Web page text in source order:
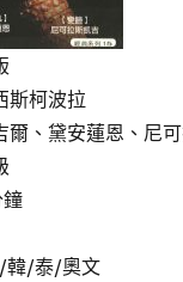
斯柯波拉
、黛安蓮恩、尼
/泰/奧文